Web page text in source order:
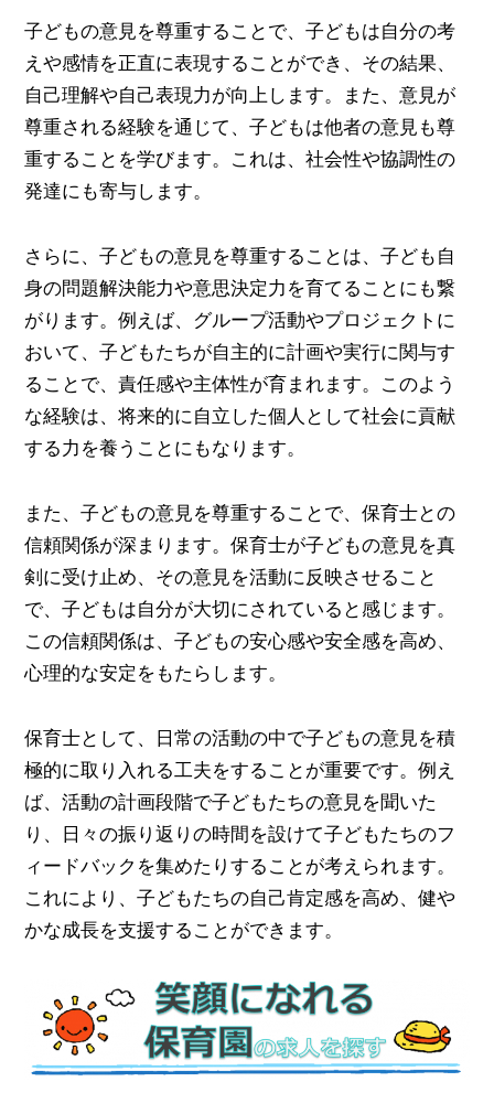
子どもの意見を尊重することで、子どもは自分の考
えや感情を正直に表現することができ、その結果、
自己理解や自己表現力が向上します。また、意見が
尊重される経験を通じて、子どもは他者の意見も尊
重することを学びます。これは、社会性や協調性の
発達にも寄与します。
さらに、子どもの意見を尊重することは、子ども自
身の問題解決能力や意思決定力を育てることにも繋
がります。例えば、グループ活動やプロジェクトに
おいて、子どもたちが自主的に計画や実行に関与す
ることで、責任感や主体性が育まれます。このよう
な経験は、将来的に自立した個人として社会に貢献
する力を養うことにもなります。
また、子どもの意見を尊重することで、保育士との
信頼関係が深まります。保育士が子どもの意見を真
剣に受け止め、その意見を活動に反映させること
で、子どもは自分が大切にされていると感じます。
この信頼関係は、子どもの安心感や安全感を高め、
心理的な安定をもたらします。
保育士として、日常の活動の中で子どもの意見を積
極的に取り入れる工夫をすることが重要です。例え
ば、活動の計画段階で子どもたちの意見を聞いた
り、日々の振り返りの時間を設けて子どもたちのフ
ィードバックを集めたりすることが考えられます。
これにより、子どもたちの自己肯定感を高め、健や
かな成長を支援することができます。